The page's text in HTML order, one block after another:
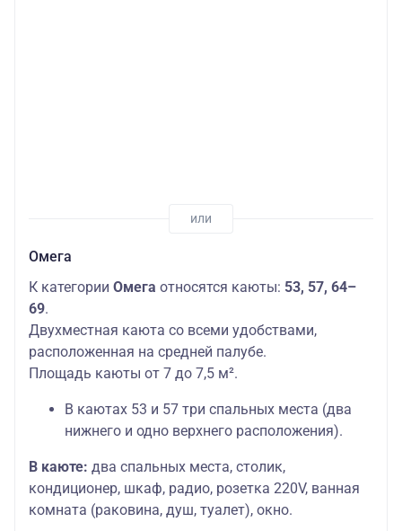
Омега
К категории Омега относятся каюты: 53, 57, 64–
69.
Двухместная каюта со всеми удобствами,
расположенная на средней палубе.
Площадь каюты от 7 до 7,5 м².
В каютах 53 и 57 три спальных места (два
нижнего и одно верхнего расположения).
В каюте: два спальных места, столик,
кондиционер, шкаф, радио, розетка 220V, ванная
комната (раковина, душ, туалет), окно.